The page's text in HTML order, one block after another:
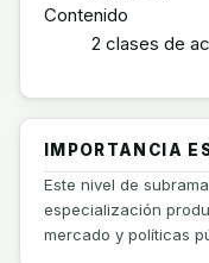
Contenido
2 clases de
IMPORTANCIA
Este nivel de
especialización
mercado y políticas